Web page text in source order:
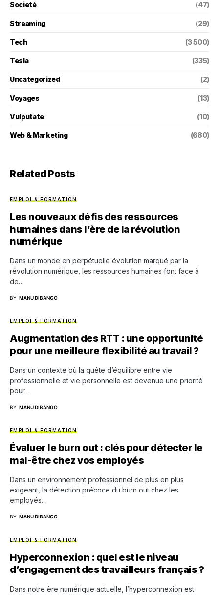
Societé (47)
Streaming (29)
Tech (3 500)
Tesla (335)
Uncategorized (2)
Voyages (13)
Vulputate (10)
Web & Marketing (680)
Related Posts
EMPLOI & FORMATION
Les nouveaux défis des ressources
humaines dans l’ère de la révolution
numérique
Dans un monde en perpétuelle évolution marqué par la
révolution numérique, les ressources humaines font face à
de…
BY MANU DIBANGO
EMPLOI & FORMATION
Augmentation des RTT : une opportunité
pour une meilleure flexibilité au travail ?
Dans un contexte où la quête d’équilibre entre vie
professionnelle et vie personnelle est devenue une priorité
pour…
BY MANU DIBANGO
EMPLOI & FORMATION
Évaluer le burn out : clés pour détecter le
mal-être chez vos employés
Dans un environnement professionnel de plus en plus
exigeant, la détection précoce du burn out chez les
employés…
BY MANU DIBANGO
EMPLOI & FORMATION
Hyperconnexion : quel est le niveau
d’engagement des travailleurs français ?
Dans notre ère numérique actuelle, l’hyperconnexion est